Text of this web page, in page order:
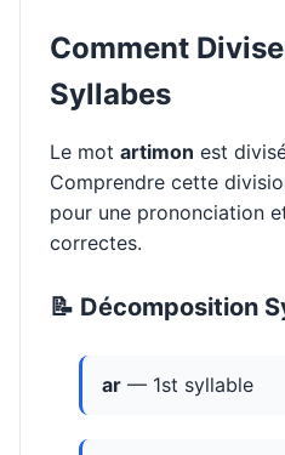
Comment
Syllabes
Le mot artimon est
Comprendre cette
pour une prononciation
correctes.
📝 Décomposition
ar — 1st syllable